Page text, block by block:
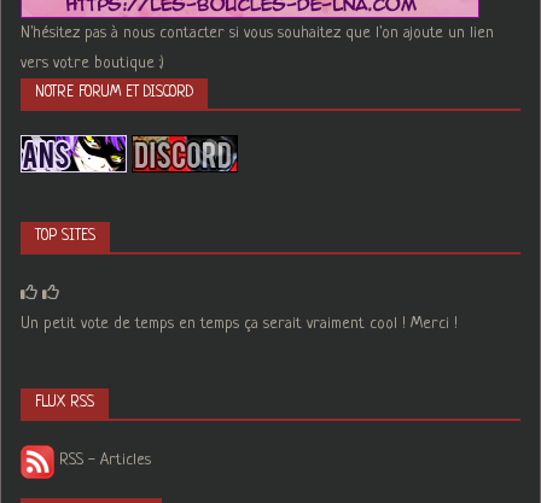
N'hésitez pas à nous contacter si vous souhaitez que l'on ajoute un lien
vers votre boutique :)
NOTRE FORUM ET DISCORD
TOP SITES
Un petit vote de temps en temps ça serait vraiment cool ! Merci !
FLUX RSS
RSS - Articles